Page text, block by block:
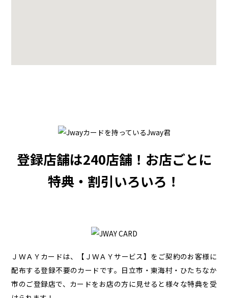
登録店舗は240店舗！ お店ごとに
特典・割引いろいろ！
ＪＷＡＹカードは、【ＪＷＡＹサービス】をご契約のお客様に
配布する登録不要のカードです。 日立市・東海村・ひたちなか
市のご登録店で、カードをお店の方に見せると様々な特典を受